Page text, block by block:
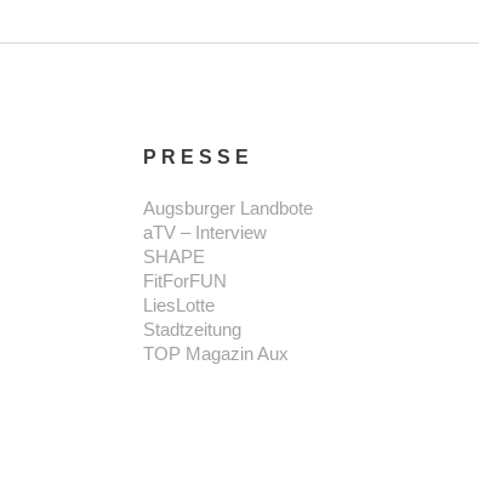
PRESSE
Augsburger Landbote
aTV – Interview
SHAPE
FitForFUN
LiesLotte
Stadtzeitung
TOP Magazin Aux